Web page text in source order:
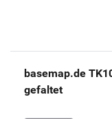
basemap.de
gefaltet